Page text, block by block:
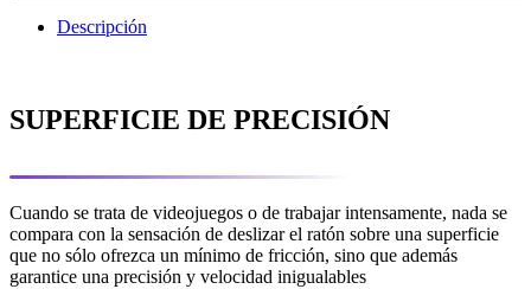
Descripción
SUPERFICIE DE PRECISIÓN
Cuando se trata de videojuegos o de trabajar intensamente, nada se
compara con la sensación de deslizar el ratón sobre una superficie
que no sólo ofrezca un mínimo de fricción, sino que además
garantice una precisión y velocidad inigualables